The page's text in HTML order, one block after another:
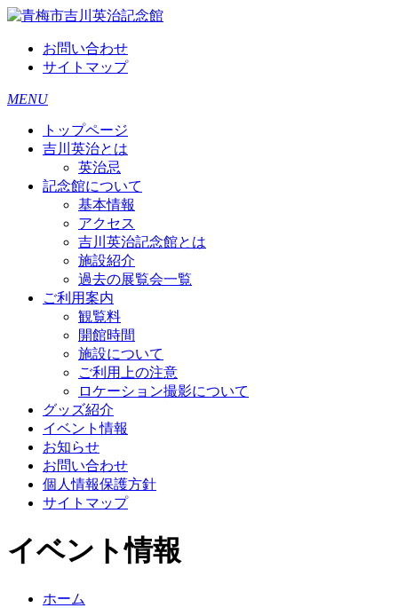
お問い合わせ
サイトマップ
MENU
トップページ
吉川英治とは
英治忌
記念館について
基本情報
アクセス
吉川英治記念館とは
施設紹介
過去の展覧会一覧
ご利用案内
観覧料
開館時間
施設について
ご利用上の注意
ロケーション撮影について
グッズ紹介
イベント情報
お知らせ
お問い合わせ
個人情報保護方針
サイトマップ
イベント情報
ホーム